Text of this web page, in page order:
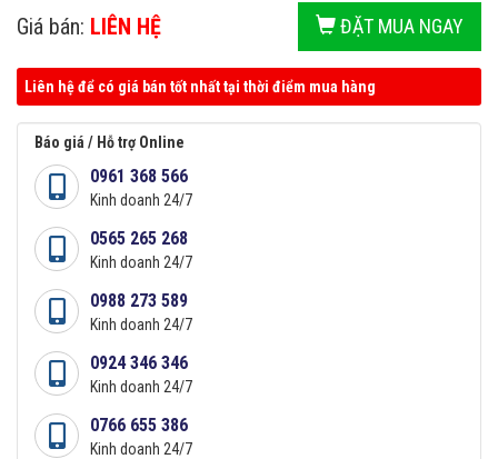
Giá bán: LIÊN HỆ ĐẶT MUA NGAY
Liên hệ để có giá bán tốt nhất tại thời điểm mua hàng
Báo giá / Hỗ trợ Online
0961 368 566
Kinh doanh 24/7
0565 265 268
Kinh doanh 24/7
0988 273 589
Kinh doanh 24/7
0924 346 346
Kinh doanh 24/7
0766 655 386
Kinh doanh 24/7